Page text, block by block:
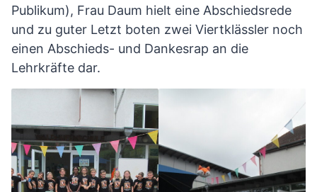
Publikum), Frau Daum hielt eine Abschiedsrede
und zu guter Letzt boten zwei Viertklässler noch
einen Abschieds- und Dankesrap an die
Lehrkräfte dar.